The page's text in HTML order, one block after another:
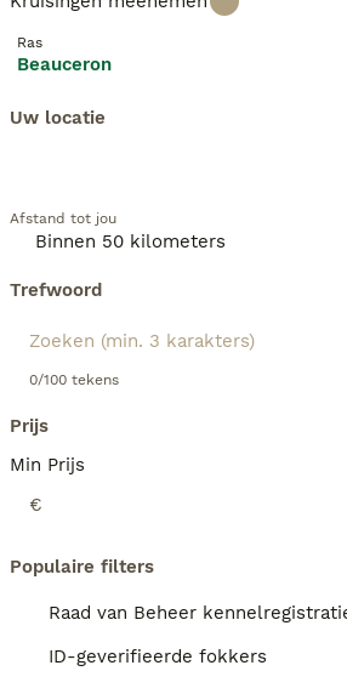
Ras
Beauceron
Uw locatie
Afstand tot jou
Trefwoord
0/100 tekens
Prijs
Min Prijs
€
Populaire filters
Raad van Beheer
ID-geverifieerde fokkers